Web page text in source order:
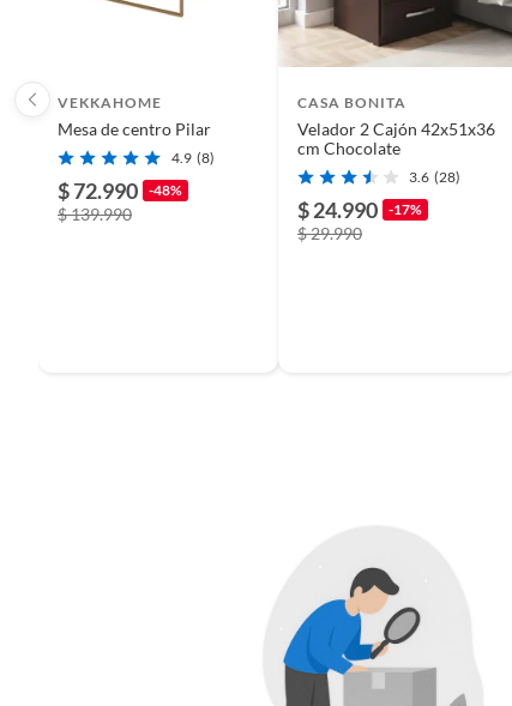
VEKKAHOME
Mesa de centro Pilar
4.9 (8)
$ 72.990 -48%
$ 139.990
CASA BONITA
Velador 2 Cajón 42x51x36
cm Chocolate
3.6 (28)
$ 24.990 -17%
$ 29.990